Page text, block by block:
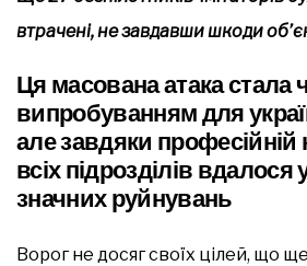
втрачені, не завдавши шкоди
Ця масована атака стала
випробуванням для
але завдяки професійній
всіх підрозділів вдалося
значних руйнувань
Ворог не досяг своїх цілей, що